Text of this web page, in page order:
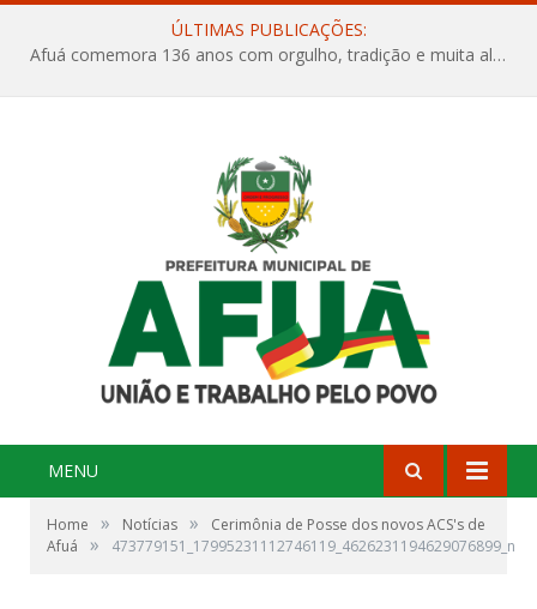
ÚLTIMAS PUBLICAÇÕES:
Afuá comemora 136 anos com orgulho, tradição e muita alegria na Quadra Dr. Nelson Salomão
MENU
Home » Notícias »
Cerimônia de Posse dos novos ACS's de
Afuá
» 473779151_17995231112746119_4626231194629076899_n